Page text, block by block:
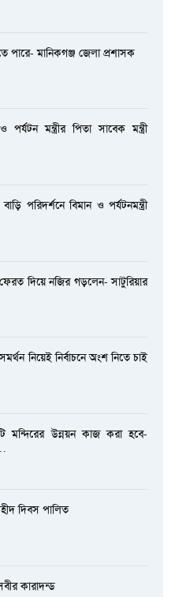
পারে- মানিকগঞ্জ জেলা প্রশাসক
পর্যটন মন্ত্রীর পিতা সাবেক মন্ত্রী
বাড়ি পরিদর্শনে বিমান ও পর্যটনমন্ত্রী
দিয়ে নজির গড়লেন- সাটুরিয়ার
নিয়েই নির্বাচনে অংশ নিতে চাই
মন্দিরের উন্নয়ন কাজ করা হবে-
দিবস পালিত
কারাদন্ড